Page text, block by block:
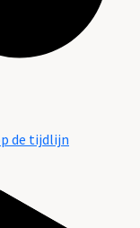
de tijdlijn